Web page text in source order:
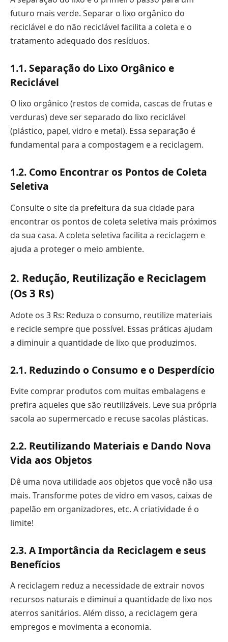
futuro mais verde. Separar o lixo orgânico do
reciclável e do não reciclável facilita a coleta e o
tratamento adequado dos resíduos.
1.1. Separação do Lixo Orgânico e
Reciclável
O lixo orgânico (restos de comida, cascas de frutas e
verduras) deve ser separado do lixo reciclável
(plástico, papel, vidro e metal). Essa separação é
fundamental para a compostagem e a reciclagem.
1.2. Como Encontrar os Pontos de Coleta
Seletiva
Consulte o site da prefeitura da sua cidade para
encontrar os pontos de coleta seletiva mais próximos
da sua casa. A coleta seletiva facilita a reciclagem e
ajuda a proteger o meio ambiente.
2. Redução, Reutilização e Reciclagem
(Os 3 Rs)
Adote os 3 Rs: Reduza o consumo, reutilize materiais
e recicle sempre que possível. Essas práticas ajudam
a diminuir a quantidade de lixo que produzimos.
2.1. Reduzindo o Consumo e o Desperdício
Evite comprar produtos com muitas embalagens e
prefira aqueles que são reutilizáveis. Leve sua própria
sacola ao supermercado e recuse sacolas plásticas.
2.2. Reutilizando Materiais e Dando Nova
Vida aos Objetos
Dê uma nova utilidade aos objetos que você não usa
mais. Transforme potes de vidro em vasos, caixas de
papelão em organizadores, etc. A criatividade é o
limite!
2.3. A Importância da Reciclagem e seus
Benefícios
A reciclagem reduz a necessidade de extrair novos
recursos naturais e diminui a quantidade de lixo nos
aterros sanitários. Além disso, a reciclagem gera
empregos e movimenta a economia.